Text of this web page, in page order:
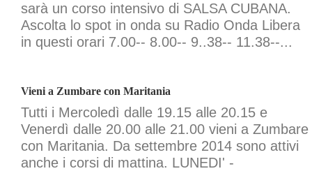
sarà un corso intensivo di SALSA CUBANA.
Ascolta lo spot in onda su Radio Onda Libera
in questi orari 7.00-- 8.00-- 9..38-- 11.38--...
Vieni a Zumbare con Maritania
Tutti i Mercoledì dalle 19.15 alle 20.15 e
Venerdì dalle 20.00 alle 21.00 vieni a Zumbare
con Maritania. Da settembre 2014 sono attivi
anche i corsi di mattina. LUNEDI' -